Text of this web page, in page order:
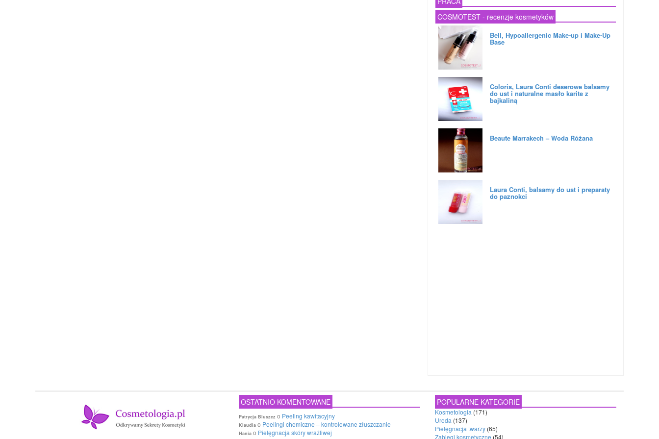
COSMOTEST - recenzje kosmetyków
Bell, Hypoallergenic Make-up i Make-Up
Base
Coloris, Laura Conti deserowe balsamy
do ust i naturalne masło karite z
bajkaliną
Beaute Marrakech – Woda Różana
Laura Conti, balsamy do ust i preparaty
do paznokci
OSTATNIO KOMENTOWANE
Patrycja Bluszcz o Peeling kawitacyjny
Klaudia o Peelingi chemiczne – kontrolowane złuszczanie
Hania o Pielęgnacja skóry wrażliwej
POPULARNE KATEGORIE
Kosmetologia (171)
Uroda (137)
Pielęgnacja twarzy (65)
Zabiegi kosmetyczne (54)